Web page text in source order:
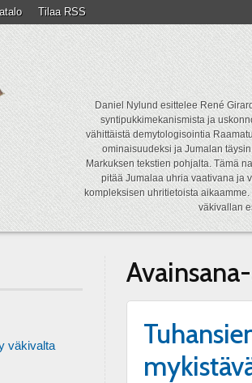
Tilaa RSS
Daniel Nylund esittelee René
syntipukkimekanismista ja
vähittäistä demytologisointia
ominaisuudeksi ja Jumalan
Markuksen tekstien pohjalta. Tämä
pitää Jumalaa uhria vaativana ja
kompleksisen uhritietoista
väkivallan
väkivalta